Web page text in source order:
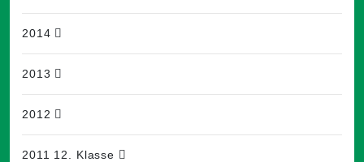
2014
2013
2012
2011 12. Klasse